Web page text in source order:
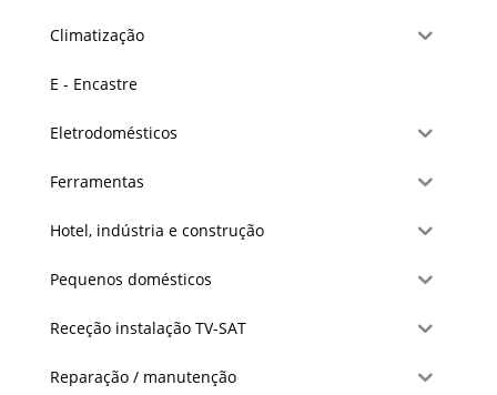
Climatização
E - Encastre
Eletrodomésticos
Ferramentas
Hotel, indústria e construção
Pequenos domésticos
Receção instalação TV-SAT
Reparação / manutenção